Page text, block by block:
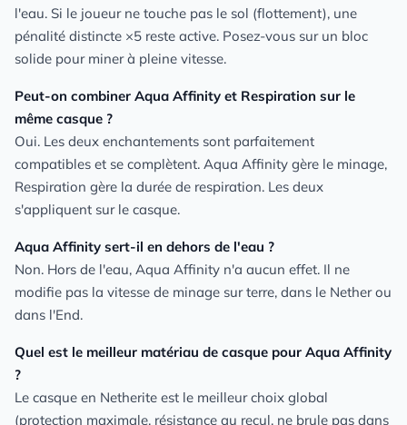
l'eau. Si le joueur ne touche pas le sol (flottement), une
pénalité distincte ×5 reste active. Posez-vous sur un bloc
solide pour miner à pleine vitesse.
Peut-on combiner Aqua Affinity et Respiration sur le
même casque ?
Oui. Les deux enchantements sont parfaitement
compatibles et se complètent. Aqua Affinity gère le minage,
Respiration gère la durée de respiration. Les deux
s'appliquent sur le casque.
Aqua Affinity sert-il en dehors de l'eau ?
Non. Hors de l'eau, Aqua Affinity n'a aucun effet. Il ne
modifie pas la vitesse de minage sur terre, dans le Nether ou
dans l'End.
Quel est le meilleur matériau de casque pour Aqua Affinity
?
Le casque en Netherite est le meilleur choix global
(protection maximale, résistance au recul, ne brule pas dans